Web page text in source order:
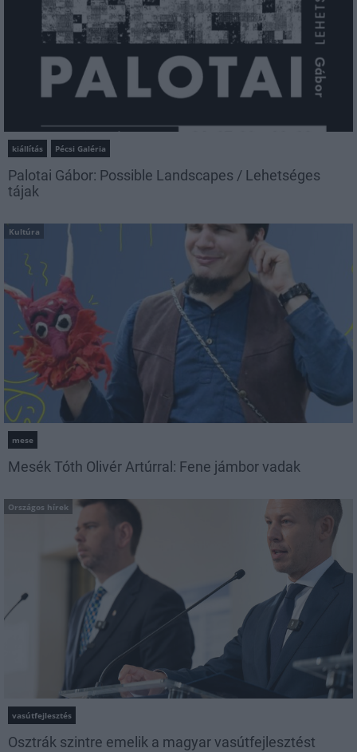
kiállítás Pécsi Galéria
Palotai Gábor: Possible Landscapes / Lehetséges
tájak
Kultúra
mese
Mesék Tóth Olivér Artúrral: Fene jámbor vadak
Országos hírek
vasútfejlesztés
Osztrák szintre emelik a magyar vasútfejlesztést